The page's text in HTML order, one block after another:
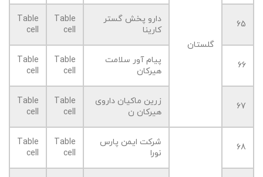
گلستان
65
دارو پخش گستر
کارینا
Table
cell
Table
cell
66
پیام آور سلامت
هیرکان
Table
cell
Table
cell
67
زرین ماکیان داروی
هیرکان ن
Table
cell
Table
cell
68
شرکت ایمن پارس
نورا
Table
cell
Table
cell